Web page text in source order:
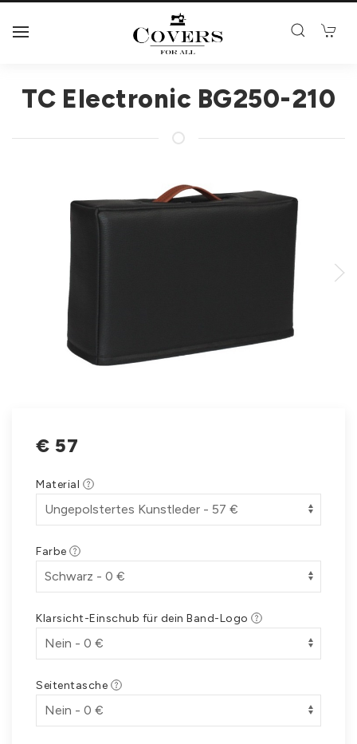
TC Electronic BG250-210
€ 57
Material
Farbe
Klarsicht-Einschub für dein Band-Logo
Seitentasche